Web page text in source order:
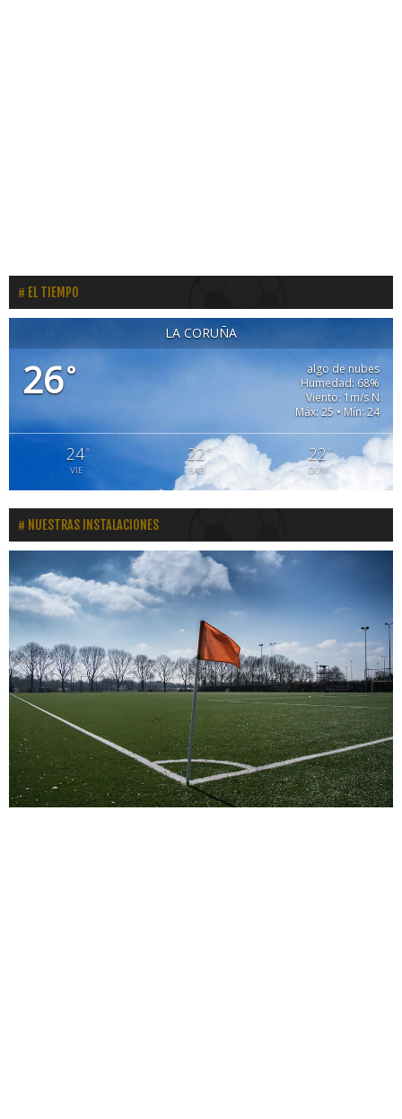
EL TIEMPO
LA CORUÑA
26°
algo de nubes
Humedad: 68%
Viento: 1m/s N
Máx: 25 • Mín: 24
24°
VIE
22°
SAB
22°
DOM
NUESTRAS INSTALACIONES